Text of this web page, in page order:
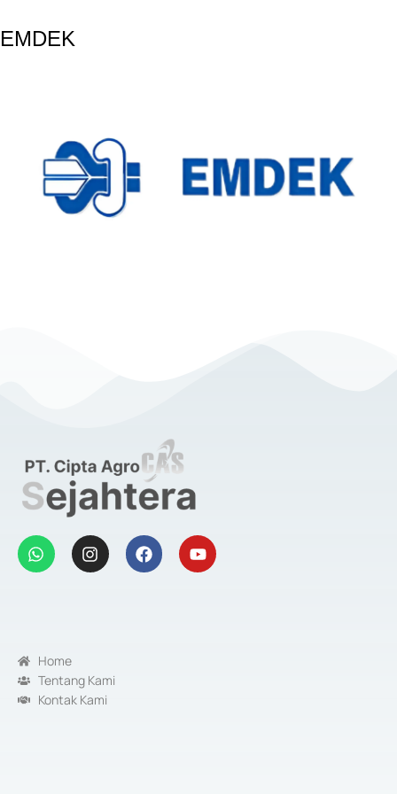
EMDEK
Home
Tentang Kami
Kontak Kami